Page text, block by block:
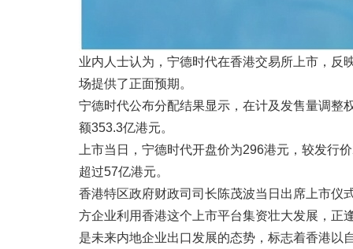
业内人士认为，宁德时代在香港交易所上市，反
场提供了正面预期。
宁德时代公布分配结果显示，在计及发售量调整
额353.3亿港元。
上市当日，宁德时代开盘价为296港元，较发行
超过57亿港元。
香港特区政府财政司司长陈茂波当日出席上市仪
方企业利用香港这个上市平台集资壮大发展，正
是未来内地企业出口发展的态势，标志着香港以